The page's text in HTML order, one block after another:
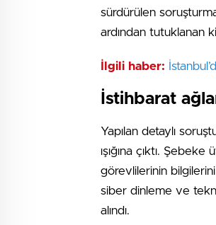
sürdürülen
ardından tutuklanan
İlgili haber:
İstihbarat
Yapılan detaylı
ışığına çıktı.
görevlilerinin
siber dinleme ve
alındı.